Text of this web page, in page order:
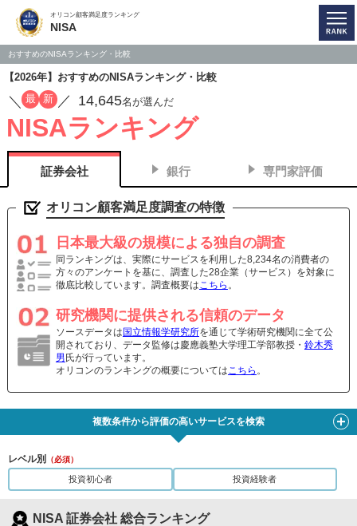
オリコン顧客満足度ランキング
NISA
おすすめのNISAランキング・比較
【2026年】おすすめのNISAランキング・比較
／ 最 新 ／ 14,645名が選んだ
NISAランキング
証券会社 銀行 専門家評価
オリコン顧客満足度調査の特徴
日本最大級の規模による独自の調査
同ランキングは、実際にサービスを利用した8,234名の消費者の
方々のアンケートを基に、調査した28企業（サービス）を対象に
徹底比較しています。調査概要はこちら 。
研究機関に提供される信頼のデータ
ソースデータは国立情報学研究所を通じて学術研究機関に全て公
開されており、データ監修は慶應義塾大学理工学部教授・ 鈴木秀
男氏が行っています。
オリコンのランキングの概要については こちら 。
複数条件から評価の高いサービスを検索
レベル別 （必須）
投資初心者 投資経験者
NISA 証券会社 総合ランキング